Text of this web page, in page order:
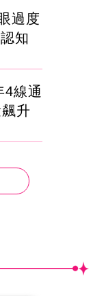
過度
知
4線通
升